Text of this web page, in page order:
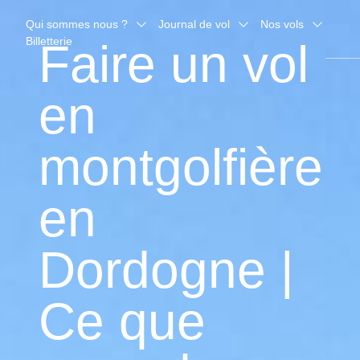
Qui sommes nous ? Journal de vol
Nos vols
Billetterie
Faire un vol
en
montgolfière
en
Dordogne |
Ce que